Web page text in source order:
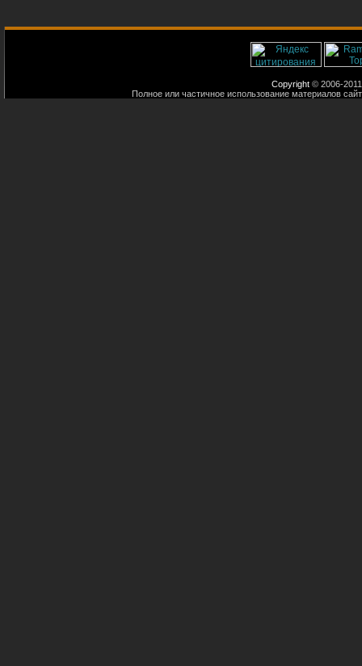
Copyright © 2006-
Полное или частичное использование материалов